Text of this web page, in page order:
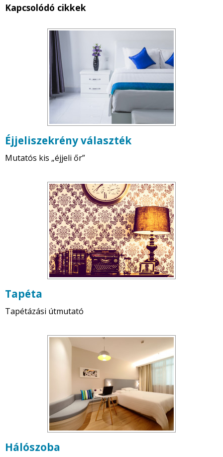
Kapcsolódó cikkek
Éjjeliszekrény választék
Mutatós kis „éjjeli őr”
Tapéta
Tapétázási útmutató
Hálószoba